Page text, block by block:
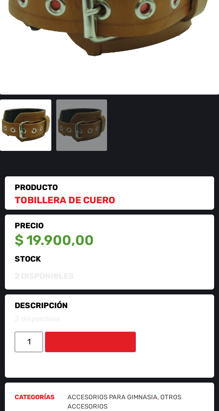
PRODUCTO
TOBILLERA DE CUERO
PRECIO
$19.900,00
STOCK
DESCRIPCIÓN
CATEGORÍAS ACCESORIOS PARA GIMNASIA, OTROS
ACCESORIOS